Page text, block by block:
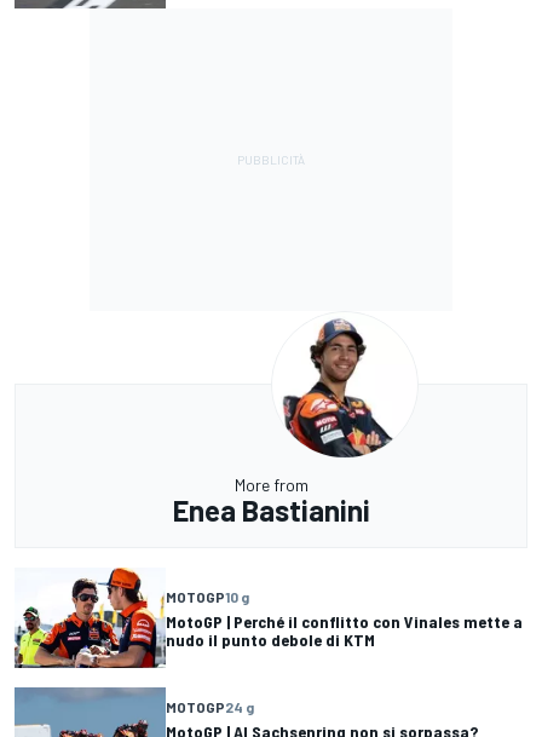
More from
Enea Bastianini
MOTOGP10 g
MotoGP | Perché il conflitto con Vinales mette a
nudo il punto debole di KTM
MOTOGP24 g
MotoGP | Al Sachsenring non si sorpassa?